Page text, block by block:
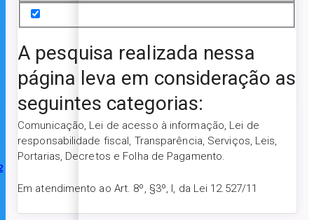
A pesquisa realizada nessa
página leva em consideração as
seguintes categorias:
Comunicação, Lei de acesso à informação, Lei de
responsabilidade fiscal, Transparência, Serviços, Leis,
Portarias, Decretos e Folha de Pagamento.
Em atendimento ao Art. 8º, §3º, I, da Lei 12.527/11